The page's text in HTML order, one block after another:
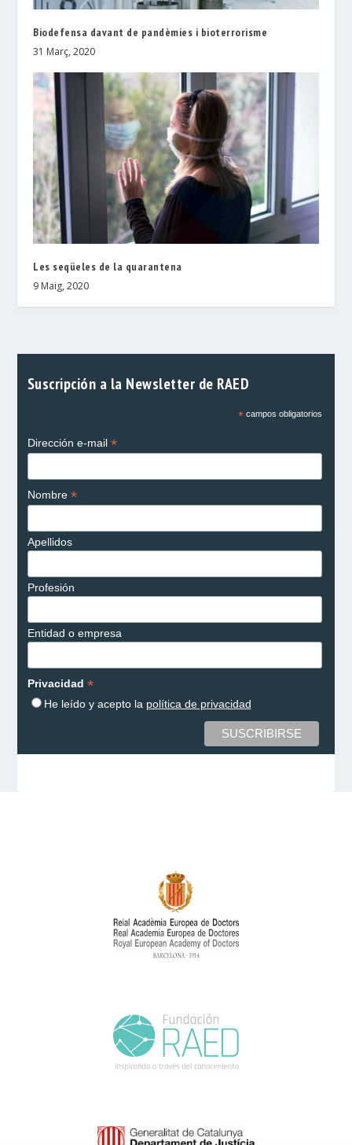
Biodefensa davant de pandèmies i bioterrorisme
31 Març, 2020
Les seqüeles de la quarantena
9 Maig, 2020
Suscripción a la Newsletter de RAED
*campos obligatorios
Dirección e-mail *
Nombre *
Apellidos
Profesión
Entidad o empresa
Privacidad *
He leído y acepto la política de privacidad